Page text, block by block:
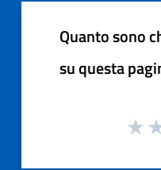
Quanto sono
su questa